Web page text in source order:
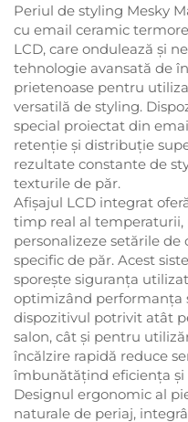
Periul de styling Mesky
cu email ceramic
LCD, care ondulează și
tehnologie avansată de
prietenoase pentru
versatilă de styling.
special proiectat din
retenție și distribuție
rezultate constante de
texturile de păr.
Afișajul LCD integrat
timp real al
personalizeze setările
specific de păr. Acest
sporește siguranța
optimizând performanța
dispozitivul potrivit atât
salon, cât și pentru
încălzire rapidă reduce
îmbunătățind eficiența
Designul ergonomic al
naturale de periaj,